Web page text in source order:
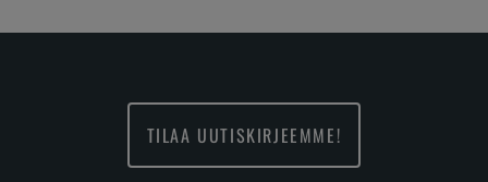
TILAA UUTISKIRJEEMME!